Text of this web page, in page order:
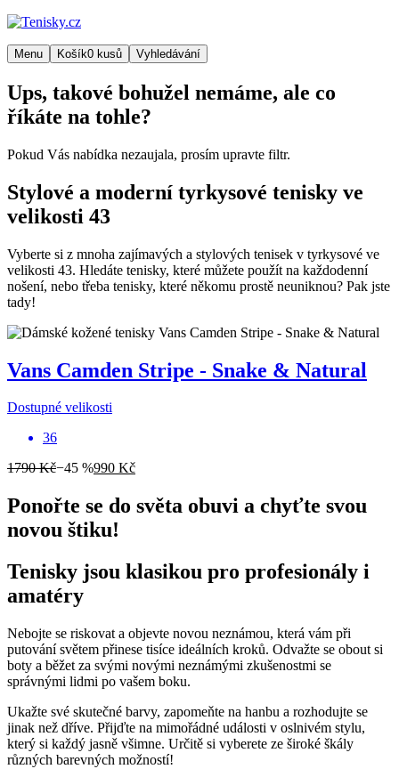
Menu Košík0 kusů Vyhledávání
Ups, takové bohužel nemáme, ale co
říkáte na tohle?
Pokud Vás nabídka nezaujala, prosím upravte filtr.
Stylové a moderní tyrkysové tenisky ve
velikosti 43
Vyberte si z mnoha zajímavých a stylových tenisek v tyrkysové ve
velikosti 43. Hledáte tenisky, které můžete použít na každodenní
nošení, nebo třeba tenisky, které někomu prostě neuniknou? Pak jste
tady!
Vans Camden Stripe - Snake & Natural
Dostupné velikosti
36
1790 Kč−45 %990 Kč
Ponořte se do světa obuvi a chyťte svou
novou štiku!
Tenisky jsou klasikou pro profesionály i
amatéry
Nebojte se riskovat a objevte novou neznámou, která vám při
putování světem přinese tisíce ideálních kroků. Odvažte se obout si
boty a běžet za svými novými neznámými zkušenostmi se
správnými lidmi po vašem boku.
Ukažte své skutečné barvy, zapomeňte na hanbu a rozhodujte se
jinak než dříve. Přijďte na mimořádné události v oslnivém stylu,
který si každý jasně všimne. Určitě si vyberete ze široké škály
různých barevných možností!